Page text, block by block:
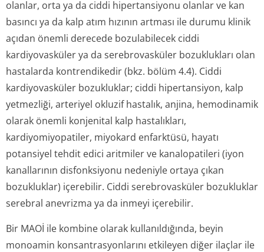
olanlar, orta ya da ciddi hipertansiyonu olanlar ve kan
basıncı ya da kalp atım hızının artması ile durumu klinik
açıdan önemli derecede bozulabilecek ciddi
kardiyovasküler ya da serebrovasküler bozuklukları olan
hastalarda kontrendikedir (bkz. bölüm 4.4). Ciddi
kardiyovasküler bozukluklar; ciddi hipertansiyon, kalp
yetmezliği, arteriyel okluzif hastalık, anjina, hemodinamik
olarak önemli konjenital kalp hastalıkları,
kardiyomiyopatiler, miyokard enfarktüsü, hayatı
potansiyel tehdit edici aritmiler ve kanalopatileri (iyon
kanallarının disfonksiyonu nedeniyle ortaya çıkan
bozukluklar) içerebilir. Ciddi serebrovasküler bozukluklar
serebral anevrizma ya da inmeyi içerebilir.
Bir MAOİ ile kombine olarak kullanıldığında, beyin
monoamin konsantrasyonlarını etkileyen diğer ilaçlar ile